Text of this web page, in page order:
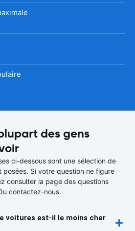
des gens
ci-dessous sont une sélection de
posées. Si votre question ne figure
consulter la page des questions
contactez-nous.
voitures est-il le moins cher